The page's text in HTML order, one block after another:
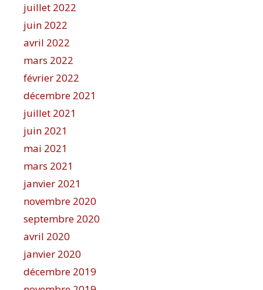
juillet 2022
juin 2022
avril 2022
mars 2022
février 2022
décembre 2021
juillet 2021
juin 2021
mai 2021
mars 2021
janvier 2021
novembre 2020
septembre 2020
avril 2020
janvier 2020
décembre 2019